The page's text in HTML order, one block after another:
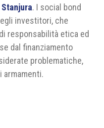
. I social bond
investitori, che
responsabilità etica ed
dal finanziamento
problematiche,
armamenti.